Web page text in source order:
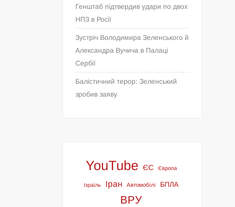
Генштаб підтвердив удари по двох
НПЗ в Росії
Зустріч Володимира Зеленського й
Александра Вучича в Палаці
Сербії
Балістичний терор: Зеленський
зробив заяву
YouTube ЄС Європа
Ізраїль Іран Автомобілі БПЛА
ВРУ